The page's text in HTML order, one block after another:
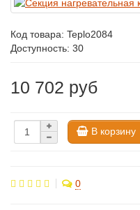
Код товара: Teplo2084
Доступность: 30
10 702 руб
В корзину
0